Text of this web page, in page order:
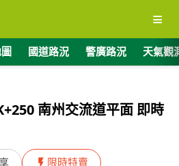
≡
國道路況 警廣路況 天氣觀
南州交流道平面 即時
限時特賣